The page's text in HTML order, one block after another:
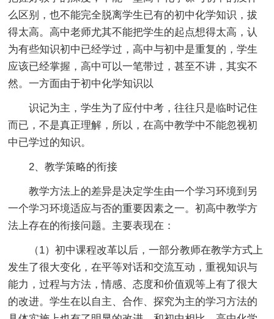
么区别，也不能完全脱离学生已有的初中化学知识，拔
得太高。高中老师尤其不能把学生的起点想得太高，认
为有些知识初中已经学过，高中与初中是重复的，学生
应该已经掌握，高中可以一笔带过，甚至不讲，其实不
然。一方面由于初中化学知识以
识记为主，学生为了应付中考，往往只是临时记住
而已，不是真正理解，所以，在高中教学中不能忽视初
中已学过的知识。
2、教学策略的衔接
教学方法上的差异是决定学生由一个学习环境到另
一个学习环境适应与否的重要因素之一。初高中教学方
法上存在的衔接问题。主要表现在：
（1）初中课程改革以后，一部分教师在教学方式上
发生了很大变化，在平等对话和交流互动，重视知识与
能力，过程与方法，情感、态度和价值观等上有了很大
的改进。学生在以自主、合作、探究为主的学习方法的